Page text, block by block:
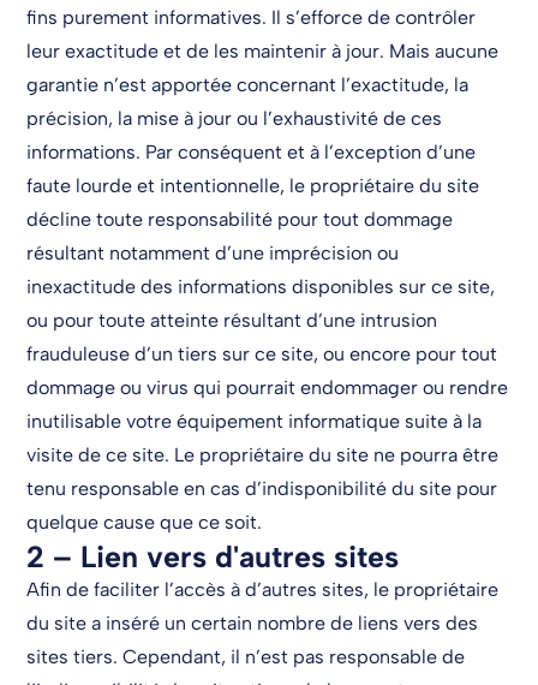
fins purement informatives. Il s’efforce de contrôler
leur exactitude et de les maintenir à jour. Mais aucune
garantie n’est apportée concernant l’exactitude, la
précision, la mise à jour ou l’exhaustivité de ces
informations. Par conséquent et à l’exception d’une
faute lourde et intentionnelle, le propriétaire du site
décline toute responsabilité pour tout dommage
résultant notamment d’une imprécision ou
inexactitude des informations disponibles sur ce site,
ou pour toute atteinte résultant d’une intrusion
frauduleuse d’un tiers sur ce site, ou encore pour tout
dommage ou virus qui pourrait endommager ou rendre
inutilisable votre équipement informatique suite à la
visite de ce site. Le propriétaire du site ne pourra être
tenu responsable en cas d’indisponibilité du site pour
quelque cause que ce soit.
2 – Lien vers d'autres sites
Afin de faciliter l’accès à d’autres sites, le propriétaire
du site a inséré un certain nombre de liens vers des
sites tiers. Cependant, il n’est pas responsable de